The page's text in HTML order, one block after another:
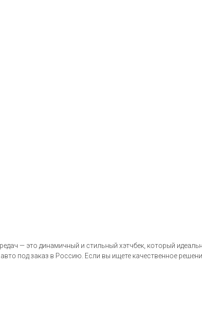
— это динамичный и стильный хэтчбек, который
под заказ в Россию. Если вы ищете качественное